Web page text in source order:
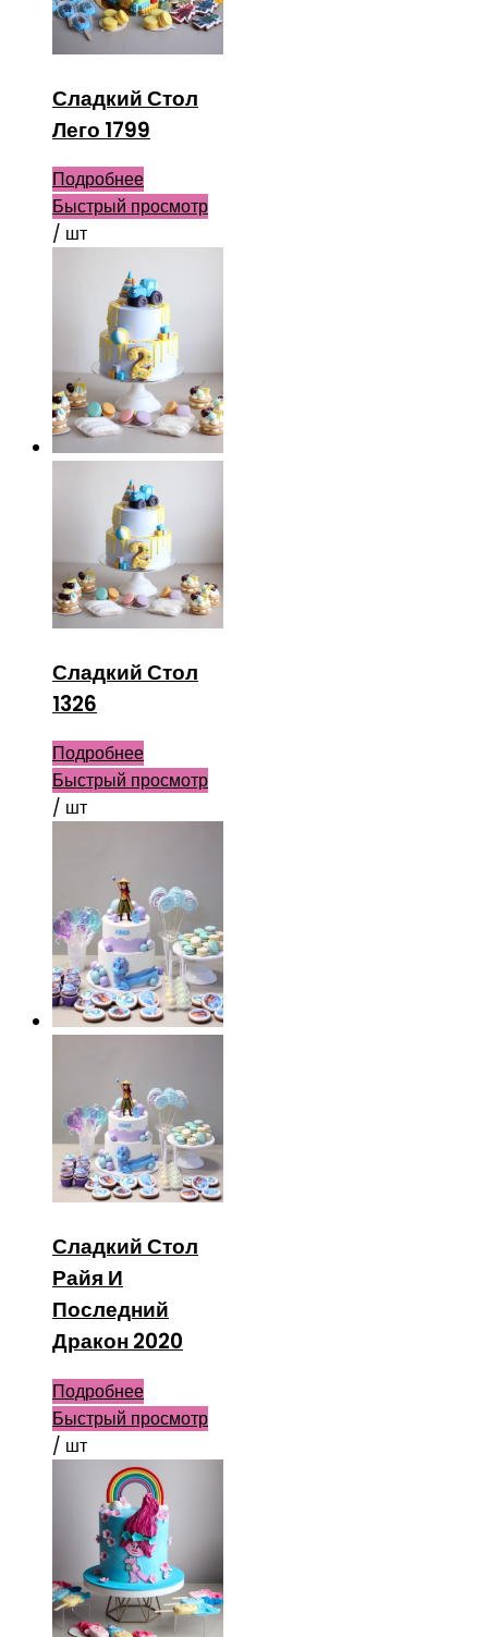
Сладкий Стол
Лего 1799
Подробнее
Быстрый просмотр
/ шт
Сладкий Стол
1326
Подробнее
Быстрый просмотр
/ шт
Сладкий Стол
Райя И
Последний
Дракон 2020
Подробнее
Быстрый просмотр
/ шт